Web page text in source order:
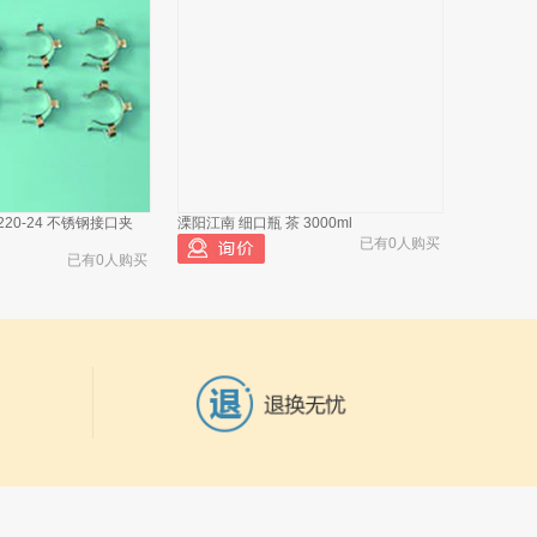
24 不锈钢接口夹
已有0人购买
溧阳江南 细口瓶 茶 3000ml
已有0人购买